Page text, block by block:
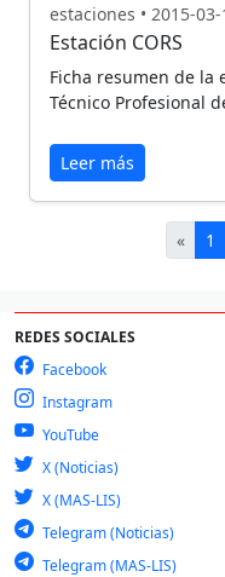
estaciones • 2015-03-
Estación CORS
Ficha resumen de la
Técnico Profesional
Leer más
« 1
REDES SOCIALES
Facebook
Instagram
YouTube
X (Noticias)
X (MAS-LIS)
Telegram (Noticias)
Telegram (MAS-LIS)